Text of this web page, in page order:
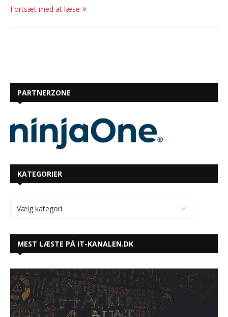
Fortsæt med at læse
PARTNERZONE
KATEGORIER
MEST LÆSTE PÅ IT-KANALEN.DK